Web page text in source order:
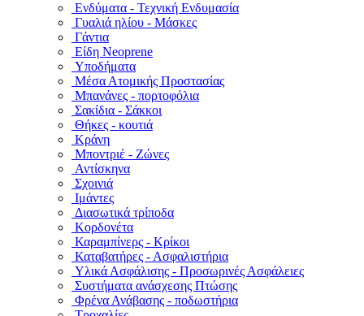
Ενδύματα - Τεχνική Ενδυμασία
Γυαλιά ηλίου - Μάσκες
Γάντια
Είδη Neoprene
Υποδήματα
Μέσα Ατομικής Προστασίας
Μπανάνες - πορτοφόλια
Σακίδια - Σάκκοι
Θήκες - κουτιά
Κράνη
Μποντριέ - Ζώνες
Αντίσκηνα
Σχοινιά
Ιμάντες
Διασωτικά τρίποδα
Κορδονέτα
Καραμπίνερς - Κρίκοι
Καταβατήρες - Ασφαλιστήρια
Υλικά Ασφάλισης - Προσωρινές Ασφάλειες
Συστήματα ανάσχεσης Πτώσης
Φρένα Ανάβασης - ποδωστήρια